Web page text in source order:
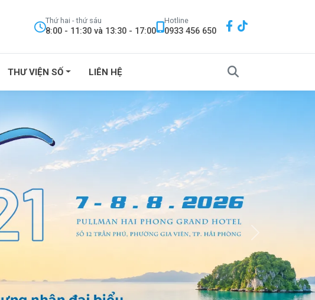
Thứ hai - thứ sáu
8:00 - 11:30 và 13:30 - 17:00
Hotline
0933 456 650
THƯ VIỆN SỐ LIÊN HỆ